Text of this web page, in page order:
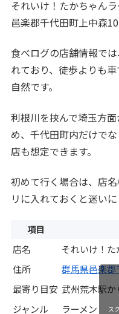
それいけ！たかちゃん
邑楽郡千代田町上中森
食べログの店舗情報で
れており、徒歩よりも
自然です。
利根川を挟んで埼玉方
め、千代田町内だけで
店も想定できます。
初めて行く場合は、店
リに入れておくと迷いに
項目
店名 それいけ！
住所
群馬県邑楽
最寄り目安 武州荒木駅か
ジャンル
ラーメン ス